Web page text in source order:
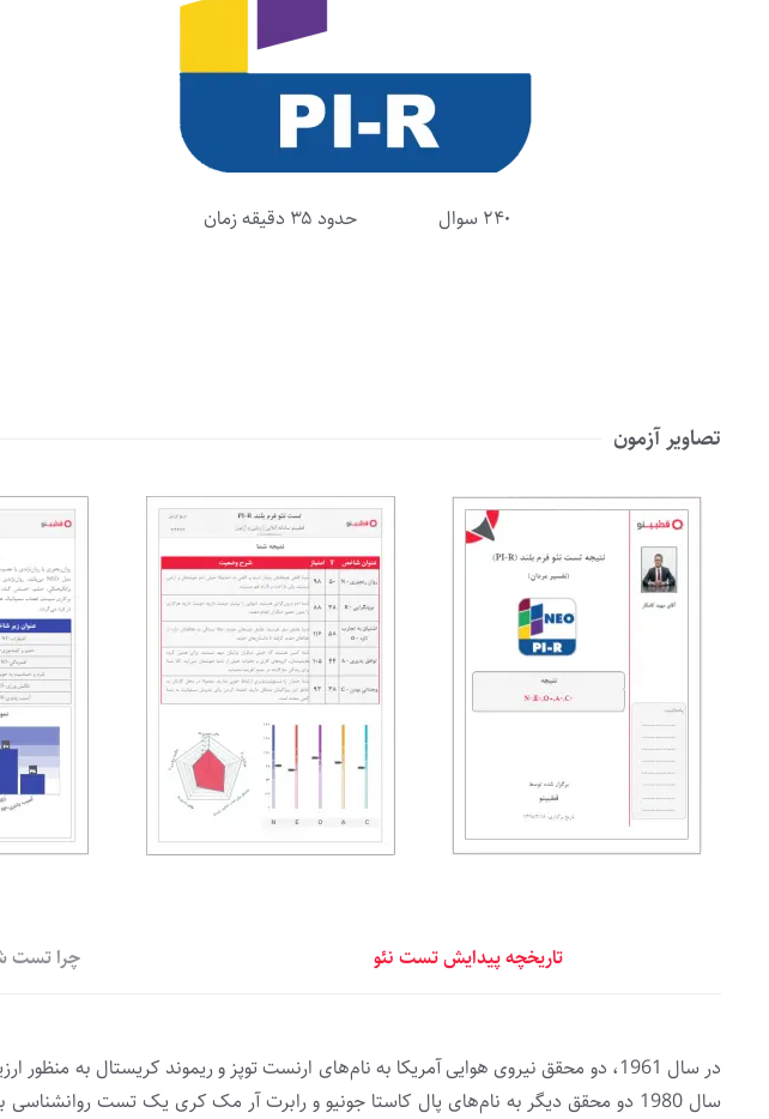
۲۴۰ سوال حدود ۳۵ دقیقه زمان
تصاویر آزمون
تاریخچه پیدایش تست نئو چرا تست
در سال 1961، دو محقق نیروی هوایی آمریکا به نام‌های ارنست توپز و ریموند کریستال به